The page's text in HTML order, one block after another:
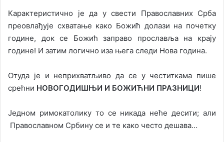
Карактеристично је да у свести Православних Срба
преовлађује схватање како Божић долази на почетку
године, док се Божић заправо прославља на крају
године! И затим логично иза њега следи Нова година.
Отуда је и неприхватљиво да се у честиткама пише
срећни НОВОГОДИШЊИ И БОЖИЋНИ ПРАЗНИЦИ!
Једном римокатолику то се никада неће десити; али
Православном Србину се и те како често дешава…